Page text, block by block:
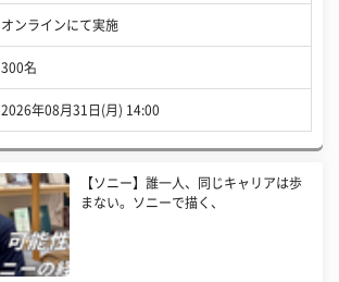
オンラインにて実施
300名
2026年08月31日(月) 14:00
【ソニー】誰一人、同じキャリアは歩
まない。ソニーで描く、